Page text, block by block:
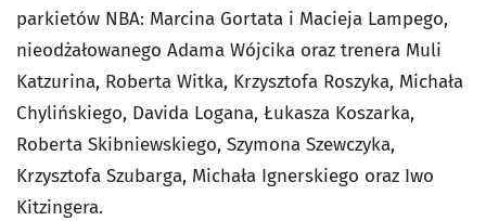
parkietów NBA: Marcina Gortata i Macieja Lampego,
nieodżałowanego Adama Wójcika oraz trenera Muli
Katzurina, Roberta Witka, Krzysztofa Roszyka, Michała
Chylińskiego, Davida Logana, Łukasza Koszarka,
Roberta Skibniewskiego, Szymona Szewczyka,
Krzysztofa Szubarga, Michała Ignerskiego oraz Iwo
Kitzingera.